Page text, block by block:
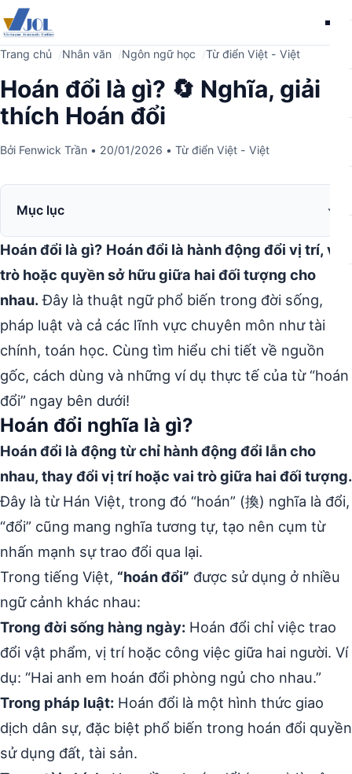
Trang chủ Nhân văn Ngôn ngữ học Từ điển Việt - Việt
Hoán đổi là gì? 🔄 Nghĩa, giải
thích Hoán đổi
Bởi Fenwick Trần • 20/01/2026 • Từ điển Việt - Việt
Mục lục
Hoán đổi là gì? Hoán đổi là hành động đổi vị trí, vai
trò hoặc quyền sở hữu giữa hai đối tượng cho
nhau.Đây là thuật ngữ phổ biến trong đời sống,
pháp luật và cả các lĩnh vực chuyên môn như tài
chính, toán học. Cùng tìm hiểu chi tiết về nguồn
gốc, cách dùng và những ví dụ thực tế của từ “hoán
đổi” ngay bên dưới!
Hoán đổi nghĩa là gì?
Hoán đổi là động từ chỉ hành động đổi lẫn cho
nhau, thay đổi vị trí hoặc vai trò giữa hai đối tượng.
Đây là từ Hán Việt, trong đó “hoán” (換) nghĩa là đổi,
“đổi” cũng mang nghĩa tương tự, tạo nên cụm từ
nhấn mạnh sự trao đổi qua lại.
Trong tiếng Việt, “hoán đổi” được sử dụng ở nhiều
ngữ cảnh khác nhau:
Trong đời sống hàng ngày: Hoán đổi chỉ việc trao
đổi vật phẩm, vị trí hoặc công việc giữa hai người. Ví
dụ: “Hai anh em hoán đổi phòng ngủ cho nhau.”
Trong pháp luật: Hoán đổi là một hình thức giao
dịch dân sự, đặc biệt phổ biến trong hoán đổi quyền
sử dụng đất, tài sản.